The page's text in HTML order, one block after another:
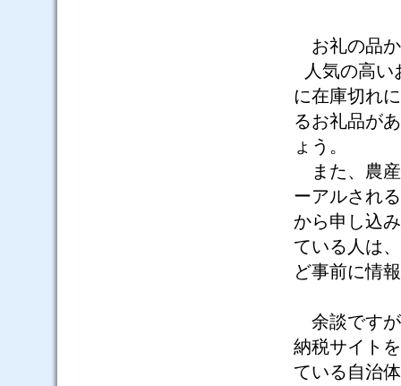
お礼の品か
人気の高
に在庫切れ
るお礼品が
ょう。
また、農産
ーアルされ
から申し込
ている人は
ど事前に情
余談ですが
納税サイト
ている自治